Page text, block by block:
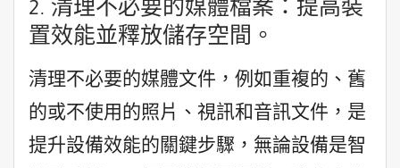
2. 清理不必要的媒體檔案：提高裝
置效能並釋放儲存空間。
清理不必要的媒體文件，例如重複的、舊
的或不使用的照片、視訊和音訊文件，是
提升設備效能的關鍵步驟，無論設備是智